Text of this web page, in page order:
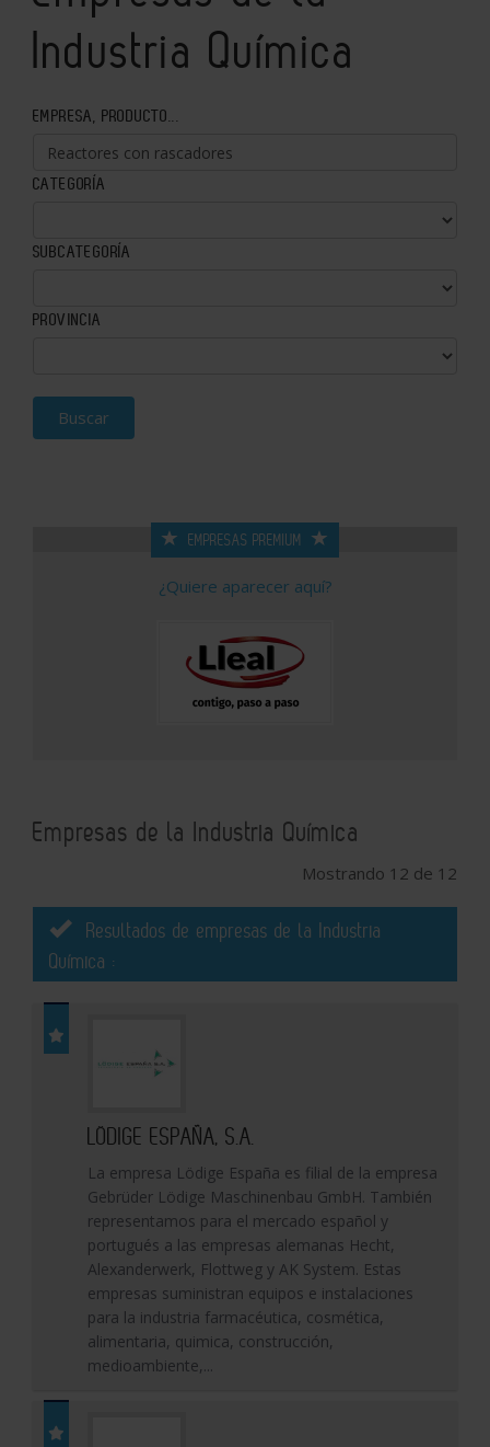
Industria Química
EMPRESA, PRODUCTO...
CATEGORÍA
SUBCATEGORÍA
PROVINCIA
Buscar
EMPRESAS PREMIUM
¿Quiere aparecer aquí?
Empresas de la Industria Química
Mostrando 12 de 12
Resultados de empresas de la Industria
Química :
LÖDIGE ESPAÑA, S.A.
La empresa Lödige España es filial de la empresa
Gebrüder Lödige Maschinenbau GmbH. También
representamos para el mercado español y
portugués a las empresas alemanas Hecht,
Alexanderwerk, Flottweg y AK System. Estas
empresas suministran equipos e instalaciones
para la industria farmacéutica, cosmética,
alimentaria, quimica, construcción,
medioambiente,...